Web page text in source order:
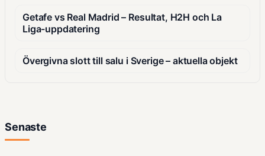
Getafe vs Real Madrid – Resultat, H2H och La
Liga-uppdatering
Övergivna slott till salu i Sverige – aktuella objekt
Senaste